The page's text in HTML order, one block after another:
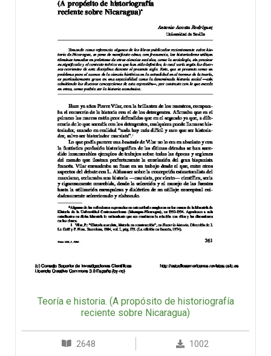
Teoría e historia. (A propósito de historiografía
reciente sobre Nicaragua)
2648 1002